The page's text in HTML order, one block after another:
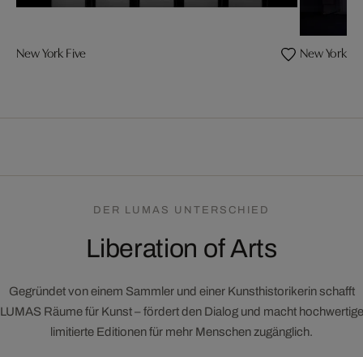
New York Five New York
DER LUMAS UNTERSCHIED
Liberation of Arts
Gegründet von einem Sammler und einer Kunsthistorikerin schafft
LUMAS Räume für Kunst – fördert den Dialog und macht hochwertige
limitierte Editionen für mehr Menschen zugänglich.